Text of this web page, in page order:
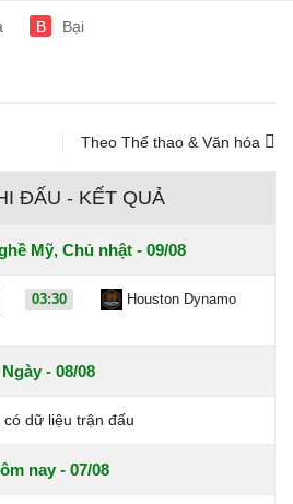
B Bại
Theo Thể thao & Văn hóa
ĐẤU - KẾT QUẢ
Mỹ, Chủ nhật - 09/08
03:30 Houston Dynamo
Ngày - 08/08
có dữ liệu trận đấu
nay - 07/08